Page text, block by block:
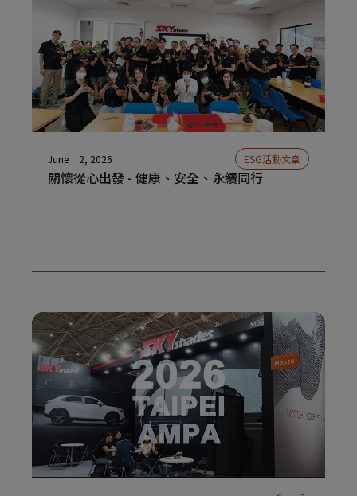
June 2, 2026 ESG活動文章
關懷從心出發 - 健康、安全、永續同行